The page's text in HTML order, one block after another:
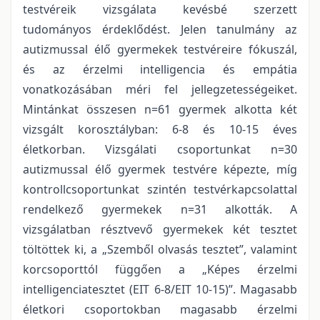
testvéreik vizsgálata kevésbé szerzett
tudományos érdeklődést. Jelen tanulmány az
autizmussal élő gyermekek testvéreire fókuszál,
és az érzelmi intelligencia és empátia
vonatkozásában méri fel jellegzetességeiket.
Mintánkat összesen n=61 gyermek alkotta két
vizsgált korosztályban: 6-8 és 10-15 éves
életkorban. Vizsgálati csoportunkat n=30
autizmussal élő gyermek testvére képezte, míg
kontrollcsoportunkat szintén testvérkapcsolattal
rendelkező gyermekek n=31 alkották. A
vizsgálatban résztvevő gyermekek két tesztet
töltöttek ki, a „Szemből olvasás tesztet”, valamint
korcsoporttól függően a „Képes érzelmi
intelligenciatesztet (EIT 6-8/EIT 10-15)”. Magasabb
életkori csoportokban magasabb érzelmi